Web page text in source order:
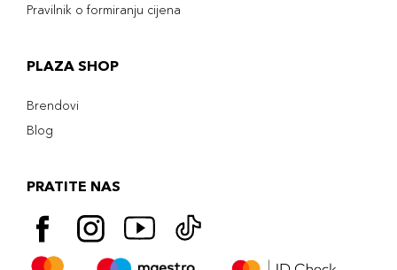
Pravilnik o formiranju cijena
PLAZA SHOP
Brendovi
Blog
PRATITE NAS